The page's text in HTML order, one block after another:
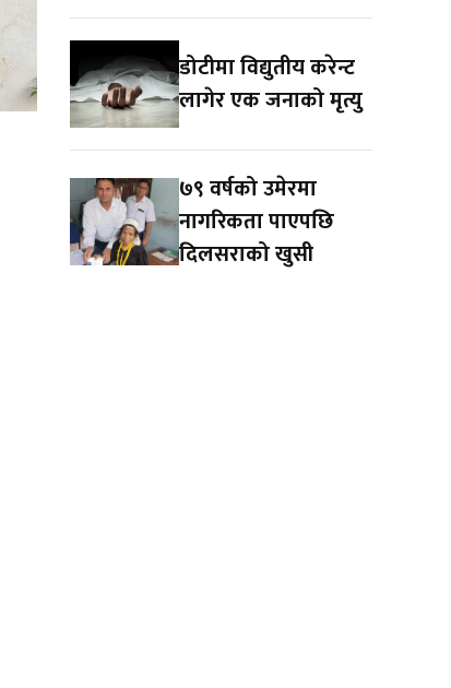
डोटीमा विद्युतीय करेन्ट
लागेर एक जनाको मृत्यु
७९ वर्षको उमेरमा
नागरिकता पाएपछि
दिलसराको खुसी